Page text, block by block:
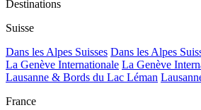
Destinations
Suisse
Dans les Alpes Suisses Dans les Alpes
La Genève Internationale La Genève
Lausanne & Bords du Lac Léman
France